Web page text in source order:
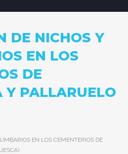
DE NICHOS Y
EN LOS
DE
Y PALLARUELO
EN LOS CEMENTERIOS DE